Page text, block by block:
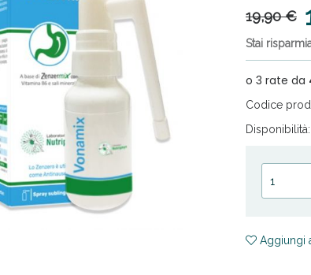
19,90 €
Stai
Codice
Disponibilità:
Aggiungi
Salini e